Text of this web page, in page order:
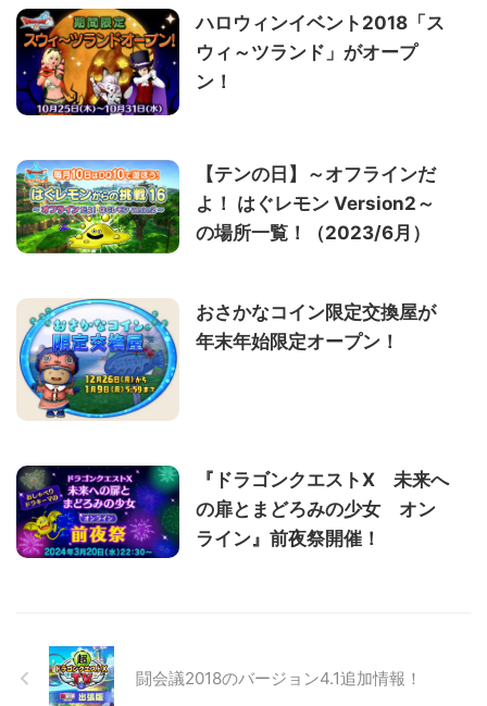
ハロウィンイベント2018「ス
ウィ～ツランド」がオープ
ン！
【テンの日】～オフラインだ
よ！ はぐレモン Version2～
の場所一覧！（2023/6月）
おさかなコイン限定交換屋が
年末年始限定オープン！
『ドラゴンクエストX 未来へ
の扉とまどろみの少女 オン
ライン』前夜祭開催！
闘会議2018のバージョン4.1追加情報！